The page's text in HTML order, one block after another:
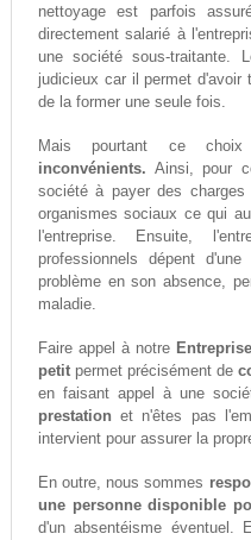
nettoyage est parfois
directement salarié à
une société sous-traitante.
judicieux car il permet d'avoir
de la former une seule fois.
Mais pourtant ce
inconvénients. Ainsi, pour
société à payer des
organismes sociaux ce qui
l'entreprise. Ensuite,
professionnels dépent
problème en son absence,
maladie.
Faire appel à notre
petitpermet précisément de
en faisant appel à une
prestation et n'êtes pas
intervient pour assurer la
En outre, nous sommes
une personne disponible
d'un absentéisme éventuel.